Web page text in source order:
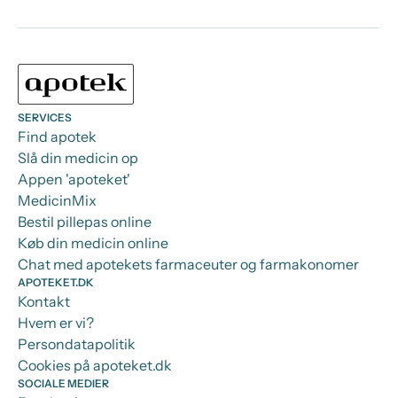
SERVICES
Find apotek
Slå din medicin op
Appen 'apoteket'
MedicinMix
Bestil pillepas online
Køb din medicin online
Chat med apotekets farmaceuter og farmakonomer
APOTEKET.DK
Kontakt
Hvem er vi?
Persondatapolitik
Cookies på apoteket.dk
SOCIALE MEDIER